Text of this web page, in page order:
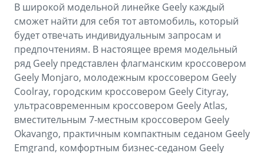
В широкой модельной линейке Geely каждый
сможет найти для себя тот автомобиль, который
будет отвечать индивидуальным запросам и
предпочтениям. В настоящее время модельный
ряд Geely представлен флагманским кроссовером
Geely Monjaro, молодежным кроссовером Geely
Coolray, городским кроссовером Geely Cityray,
ультрасовременным кроссовером Geely Atlas,
вместительным 7-местным кроссовером Geely
Okavango, практичным компактным седаном Geely
Emgrand, комфортным бизнес-седаном Geely